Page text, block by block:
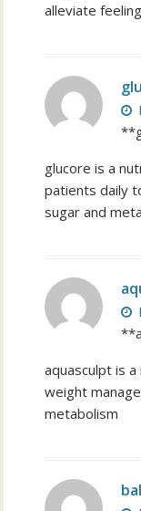
alleviate
glucore is a
patients daily
sugar and
aquasculpt is
weight
metabolism